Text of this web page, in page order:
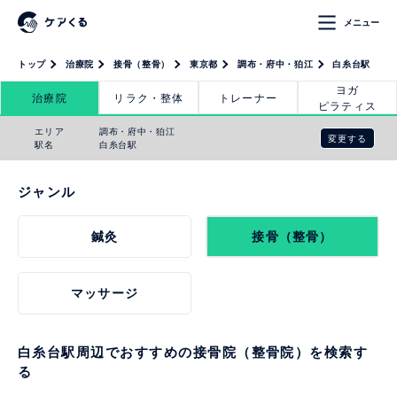
メニュー
トップ 治療院 接骨（整骨） 東京都 調布・府中・狛江 白糸台駅
治療院 リラク・整体 トレーナー
ヨガ
ピラティス
エリア
駅名
調布・府中・狛江
白糸台駅
変更する
ジャンル
鍼灸 接骨（整骨）
マッサージ
白糸台駅周辺でおすすめの接骨院（整骨院）を検索す
る